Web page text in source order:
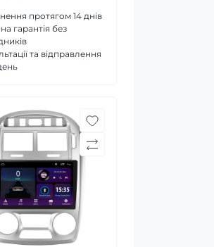
протягом 14 днів
гарантія без
та відправлення